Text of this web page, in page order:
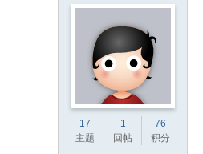
17
主题
1
回帖
76
积分